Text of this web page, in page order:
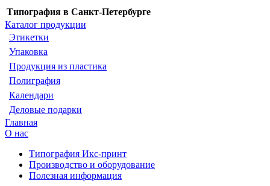
Типография в Санкт-Петербурге
Каталог продукции
Этикетки
Упаковка
Продукция из пластика
Полиграфия
Календари
Деловые подарки
Главная
О нас
Типография Икс-принт
Производство и оборудование
Полезная информация